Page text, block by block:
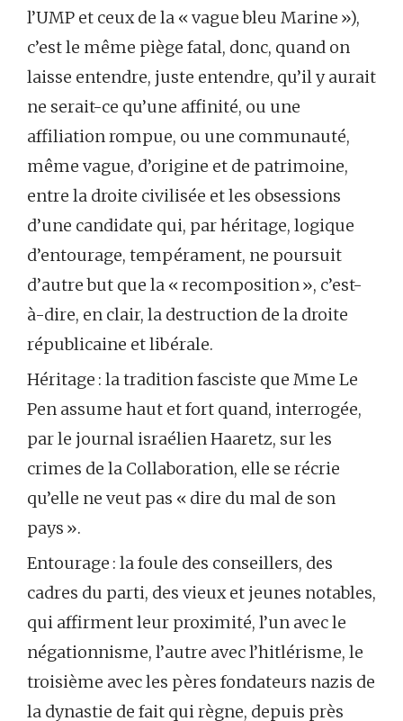
l’UMP et ceux de la « vague bleu Marine »),
c’est le même piège fatal, donc, quand on
laisse entendre, juste entendre, qu’il y aurait
ne serait-ce qu’une affinité, ou une
affiliation rompue, ou une communauté,
même vague, d’origine et de patrimoine,
entre la droite civilisée et les obsessions
d’une candidate qui, par héritage, logique
d’entourage, tempérament, ne poursuit
d’autre but que la « recomposition », c’est-
à-dire, en clair, la destruction de la droite
républicaine et libérale.
Héritage : la tradition fasciste que Mme Le
Pen assume haut et fort quand, interrogée,
par le journal israélien Haaretz, sur les
crimes de la Collaboration, elle se récrie
qu’elle ne veut pas « dire du mal de son
pays ».
Entourage : la foule des conseillers, des
cadres du parti, des vieux et jeunes notables,
qui affirment leur proximité, l’un avec le
négationnisme, l’autre avec l’hitlérisme, le
troisième avec les pères fondateurs nazis de
la dynastie de fait qui règne, depuis près